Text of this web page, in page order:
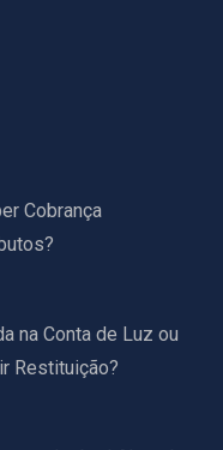
Cobrança
na Conta de Luz ou
Restituição?